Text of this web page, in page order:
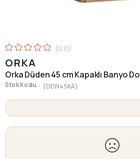
0.0
ORKA
Orka Düden 45 cm Kapaklı Banyo
Stok Kodu (DDN45KA)